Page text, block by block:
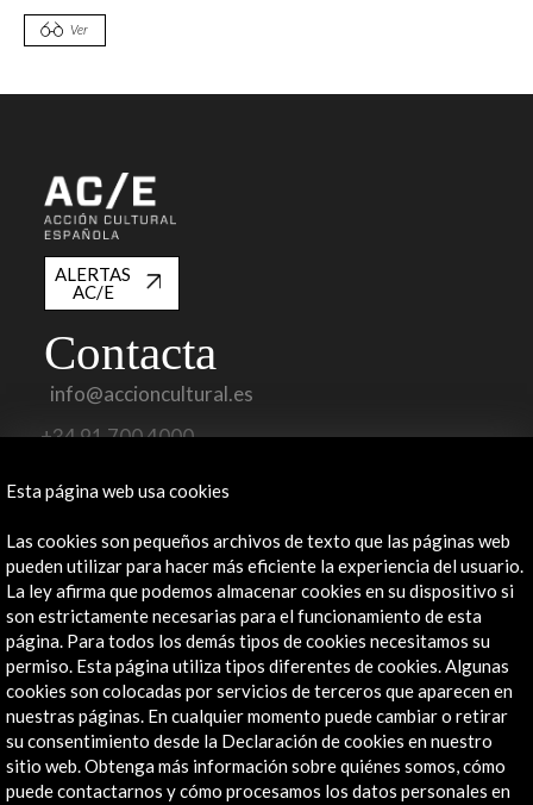
Ver
ALERTAS
AC/E
Contacta
info@accioncultural.es
+34 91 700 4000
José Abascal, 4 - 4º
28003 Madrid, España
Canales de contacto
Explora
Institucional
Actividades
Programa PICE
Residencias
Noticias
Multimedia
Esta página web usa cookies
Las cookies son pequeños archivos de texto que las páginas web
pueden utilizar para hacer más eficiente la experiencia del usuario.
La ley afirma que podemos almacenar cookies en su dispositivo si
son estrictamente necesarias para el funcionamiento de esta
página. Para todos los demás tipos de cookies necesitamos su
permiso. Esta página utiliza tipos diferentes de cookies. Algunas
cookies son colocadas por servicios de terceros que aparecen en
nuestras páginas. En cualquier momento puede cambiar o retirar
su consentimiento desde la Declaración de cookies en nuestro
sitio web. Obtenga más información sobre quiénes somos, cómo
puede contactarnos y cómo procesamos los datos personales en